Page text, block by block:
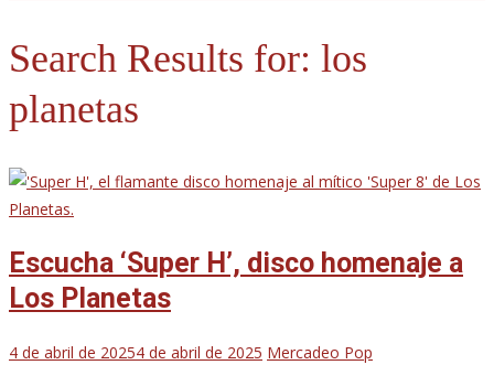
Search Results for: los
planetas
Escucha ‘Super H’, disco homenaje a
Los Planetas
4 de abril de 20254 de abril de 2025 Mercadeo Pop